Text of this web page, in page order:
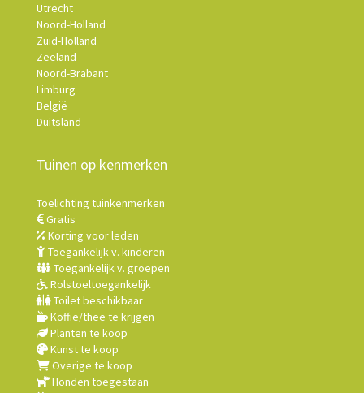
Utrecht
Noord-Holland
Zuid-Holland
Zeeland
Noord-Brabant
Limburg
België
Duitsland
Tuinen op kenmerken
Toelichting tuinkenmerken
Gratis
Korting voor leden
Toegankelijk v. kinderen
Toegankelijk v. groepen
Rolstoeltoegankelijk
Toilet beschikbaar
Koffie/thee te krijgen
Planten te koop
Kunst te koop
Overige te koop
Honden toegestaan